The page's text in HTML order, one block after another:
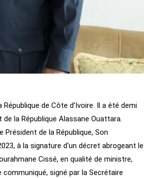
de Côte d’Ivoire. Il a été demi
la République Alassane Ouattara.
Président de la République, Son
à la signature d'un décret abrogeant le
Cissé, en qualité de ministre,
communiqué, signé par la Secrétaire